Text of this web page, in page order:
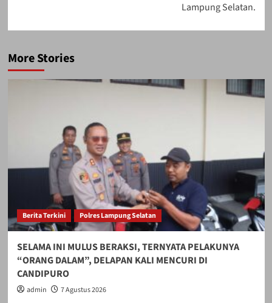
Lampung Selatan.
More Stories
Berita Terkini Polres Lampung Selatan
SELAMA INI MULUS BERAKSI, TERNYATA PELAKUNYA
“ORANG DALAM”, DELAPAN KALI MENCURI DI
CANDIPURO
admin 7 Agustus 2026